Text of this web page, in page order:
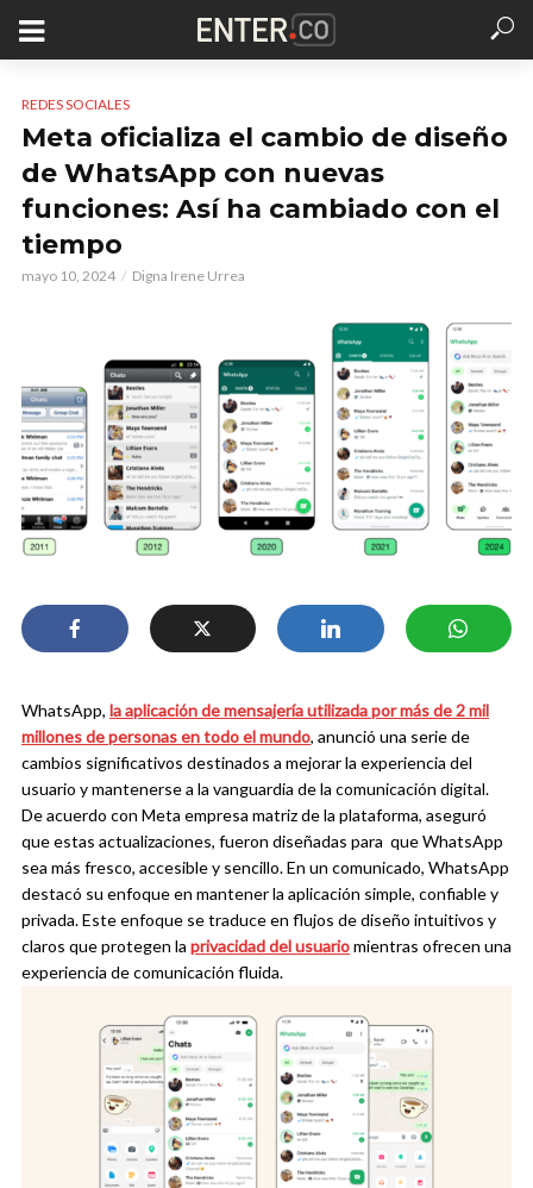
REDES SOCIALES
Meta oficializa el cambio de diseño
de WhatsApp con nuevas
funciones: Así ha cambiado con el
tiempo
mayo 10, 2024 Digna Irene Urrea
WhatsApp, la aplicación de mensajería utilizada por más de 2 mil
millones de personas en todo el mundo, anunció una serie de
cambios significativos destinados a mejorar la experiencia del
usuario y mantenerse a la vanguardia de la comunicación digital.
De acuerdo con Meta empresa matriz de la plataforma, aseguró
que estas actualizaciones, fueron diseñadas para que WhatsApp
sea más fresco, accesible y sencillo.En un comunicado, WhatsApp
destacó su enfoque en mantener la aplicación simple, confiable y
privada. Este enfoque se traduce en flujos de diseño intuitivos y
claros que protegen la privacidad del usuariomientras ofrecen una
experiencia de comunicación fluida.